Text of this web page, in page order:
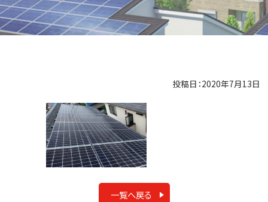
投稿日：2020年7月13日
一覧へ戻る